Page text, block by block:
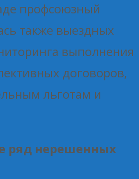
профсоюзный
также выездных
выполнения
договоров,
льготам и
ряд нерешенных